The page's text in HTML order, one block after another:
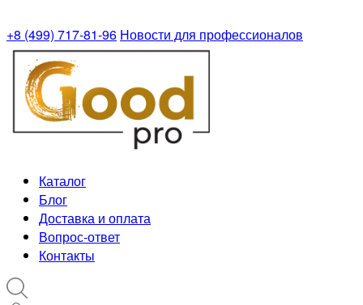
+8 (499) 717-81-96 Новости для профессионалов
Каталог
Блог
Доставка и оплата
Вопрос-ответ
Контакты